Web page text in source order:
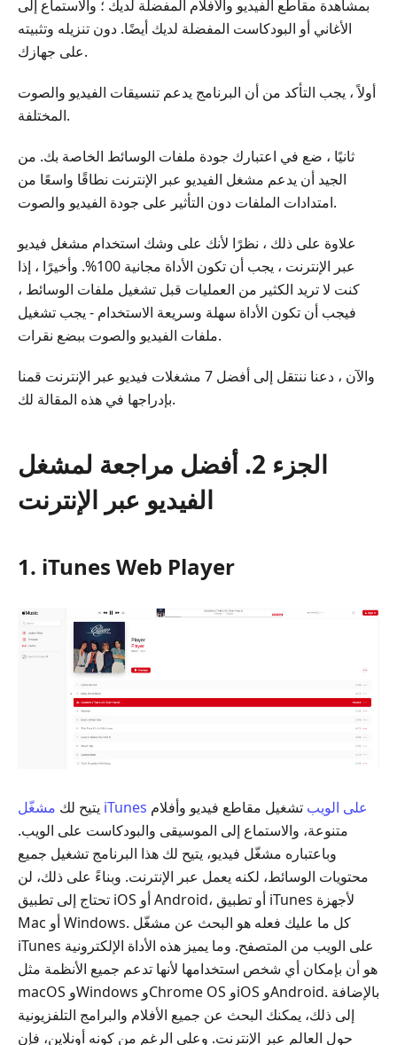
بمشاهدة مقاطع الفيديو والأفلام المفضلة لديك ؛ والاستماع إلى
الأغاني أو البودكاست المفضلة لديك أيضًا. دون تنزيله وتثبيته
على جهازك.
أولاً ، يجب التأكد من أن البرنامج يدعم تنسيقات الفيديو والصوت
المختلفة.
ثانيًا ، ضع في اعتبارك جودة ملفات الوسائط الخاصة بك. من
الجيد أن يدعم مشغل الفيديو عبر الإنترنت نطاقًا واسعًا من
امتدادات الملفات دون التأثير على جودة الفيديو والصوت.
علاوة على ذلك ، نظرًا لأنك على وشك استخدام مشغل فيديو
عبر الإنترنت ، يجب أن تكون الأداة مجانية 100%. وأخيرًا ، إذا
كنت لا تريد الكثير من العمليات قبل تشغيل ملفات الوسائط ،
فيجب أن تكون الأداة سهلة وسريعة الاستخدام - يجب تشغيل
ملفات الفيديو والصوت ببضع نقرات.
والآن ، دعنا ننتقل إلى أفضل 7 مشغلات فيديو عبر الإنترنت قمنا
بإدراجها في هذه المقالة لك.
الجزء 2. أفضل مراجعة لمشغل
الفيديو عبر الإنترنت
1. iTunes Web Player
يتيح لك مشغّل iTunes على الويب تشغيل مقاطع فيديو وأفلام
متنوعة، والاستماع إلى الموسيقى والبودكاست على الويب.
وباعتباره مشغّل فيديو، يتيح لك هذا البرنامج تشغيل جميع
محتويات الوسائط، لكنه يعمل عبر الإنترنت. وبناءً على ذلك، لن
تحتاج إلى تطبيق iOS أو Android، أو تطبيق iTunes لأجهزة
Mac أو Windows. كل ما عليك فعله هو البحث عن مشغّل
iTunes على الويب من المتصفح. وما يميز هذه الأداة الإلكترونية
هو أن بإمكان أي شخص استخدامها لأنها تدعم جميع الأنظمة مثل
macOS وWindows وChrome OS وiOS وAndroid. بالإضافة
إلى ذلك، يمكنك البحث عن جميع الأفلام والبرامج التلفزيونية
حول العالم عبر الإنترنت. وعلى الرغم من كونه أونلاين، فإن